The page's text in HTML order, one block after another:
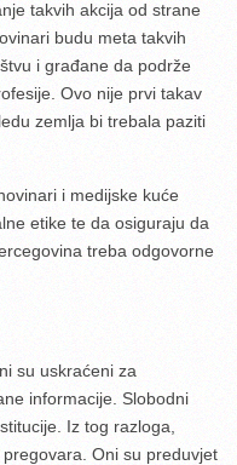
takvih akcija od strane
budu meta takvih
i građane da podrže
Ovo nije prvi takav
zemlja bi trebala paziti
i medijske kuće
etike te da osiguraju da
treba odgovorne
su uskraćeni za
informacije. Slobodni
Iz tog razloga,
Oni su preduvjet